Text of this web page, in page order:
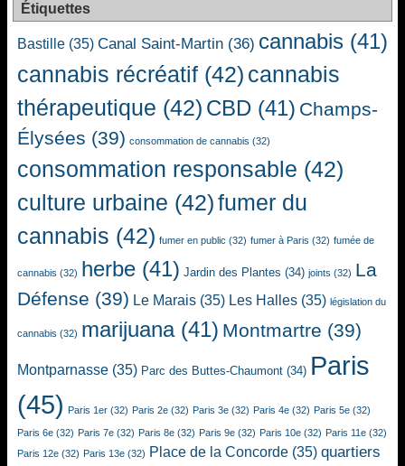
Étiquettes
Bastille (35) Canal Saint-Martin (36) cannabis (41)
cannabis récréatif (42) cannabis
thérapeutique (42) CBD (41) Champs-
Élysées (39) consommation de cannabis (32)
consommation responsable (42)
culture urbaine (42)fumer du
cannabis (42) fumer en public (32) fumer à Paris (32) fumée de
cannabis (32) herbe (41) Jardin des Plantes (34) joints (32) La
Défense (39) Le Marais (35) Les Halles (35) législation du
cannabis (32) marijuana(41) Montmartre (39)
Montparnasse (35) Parc des Buttes-Chaumont (34) Paris
(45) Paris 1er (32) Paris 2e (32) Paris 3e (32) Paris 4e (32) Paris 5e (32)
Paris 6e (32) Paris 7e (32) Paris 8e (32) Paris 9e (32) Paris 10e (32) Paris 11e (32)
Paris 12e (32) Paris 13e (32) Place de la Concorde (35) quartiers